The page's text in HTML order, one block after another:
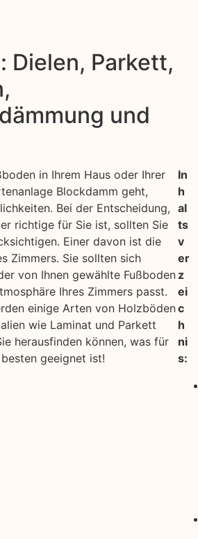
Dielen, Parkett,
und
in Ihrem Haus oder Ihrer
Blockdamm geht,
Bei der Entscheidung,
richtige für Sie ist, sollten Sie
Einer davon ist die
Zimmers. Sie sollten sich
von Ihnen gewählte Fußboden
Ihres Zimmers passt.
einige Arten von Holzböden
wie Laminat und Parkett
herausfinden können, was für
geeignet ist!
In
h
al
ts
v
er
z
ei
c
h
ni
s: